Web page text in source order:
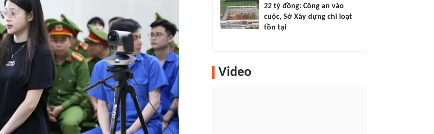
22 tỷ đồng: Công an vào
cuộc, Sở Xây dựng chỉ loạt
tồn tại
Video